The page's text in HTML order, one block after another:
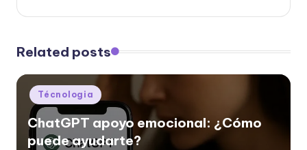
Related posts
Posted
in
Técnologia
ChatGPT apoyo emocional: ¿Cómo
puede ayudarte?